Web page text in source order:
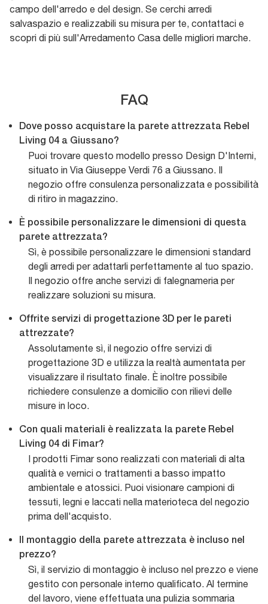
campo dell'arredo e del design. Se cerchi arredi
salvaspazio e realizzabili su misura per te, contattaci e
scopri di più sull'Arredamento Casa delle migliori marche.
FAQ
Dove posso acquistare la parete attrezzata Rebel
Living 04 a Giussano?
Puoi trovare questo modello presso Design D'Interni,
situato in Via Giuseppe Verdi 76 a Giussano. Il
negozio offre consulenza personalizzata e possibilità
di ritiro in magazzino.
È possibile personalizzare le dimensioni di questa
parete attrezzata?
Sì, è possibile personalizzare le dimensioni standard
degli arredi per adattarli perfettamente al tuo spazio.
Il negozio offre anche servizi di falegnameria per
realizzare soluzioni su misura.
Offrite servizi di progettazione 3D per le pareti
attrezzate?
Assolutamente sì, il negozio offre servizi di
progettazione 3D e utilizza la realtà aumentata per
visualizzare il risultato finale. È inoltre possibile
richiedere consulenze a domicilio con rilievi delle
misure in loco.
Con quali materiali è realizzata la parete Rebel
Living 04 di Fimar?
I prodotti Fimar sono realizzati con materiali di alta
qualità e vernici o trattamenti a basso impatto
ambientale e atossici. Puoi visionare campioni di
tessuti, legni e laccati nella materioteca del negozio
prima dell'acquisto.
Il montaggio della parete attrezzata è incluso nel
prezzo?
Sì, il servizio di montaggio è incluso nel prezzo e viene
gestito con personale interno qualificato. Al termine
del lavoro, viene effettuata una pulizia sommaria